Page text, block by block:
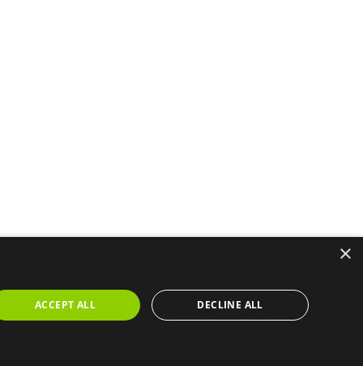
Gemeinschaft Valencia unter der Nummer ×
ACCEPT ALL DECLINE ALL